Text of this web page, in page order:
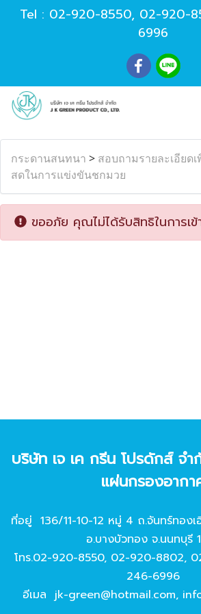
Tel : 02-920-8550, 02-920-
6996
กระดานสนทนา > สอบถามรายละเอียดเ
สดในการแข่งขันชกมวย
ขออภัย คุณไม่ได้รับสิทธิในการเข้
บริษัท เจ เค กรีน โปรดักส์ จํ
แผ่นกรองอากา
ที่อยู่ 136/11-10-12 หมู่ 4 ถ.จันทร์ทอง
อ.บางบัวทอง จ.นนทบุรี
โทร.02-920-8550, 02-920-8802,
246-6996
อีเมล jk-green@hotmail.com,